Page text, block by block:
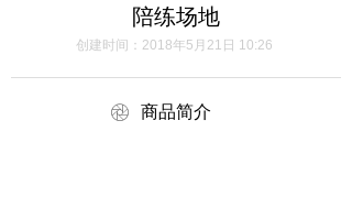
陪练场地
商品简介
创建时间： 2018年5月21日 10:26
ꁵ